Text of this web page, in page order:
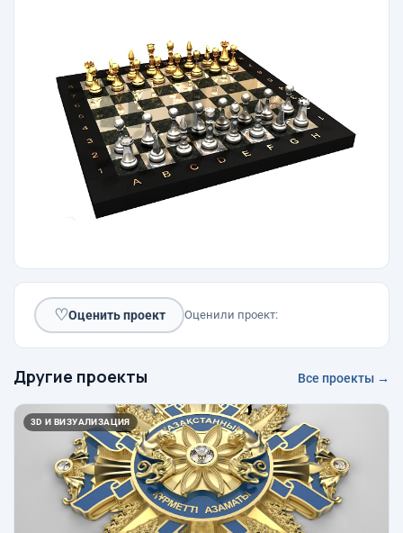
♡Оценить проект Оценили проект:
Другие проекты Все проекты →
3D И ВИЗУАЛИЗАЦИЯ